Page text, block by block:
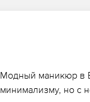
Модный маникюр в
минимализму, но с